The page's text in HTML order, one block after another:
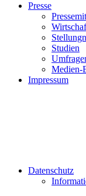
Presse
Studien
Medien-
Impressum
Datenschutz